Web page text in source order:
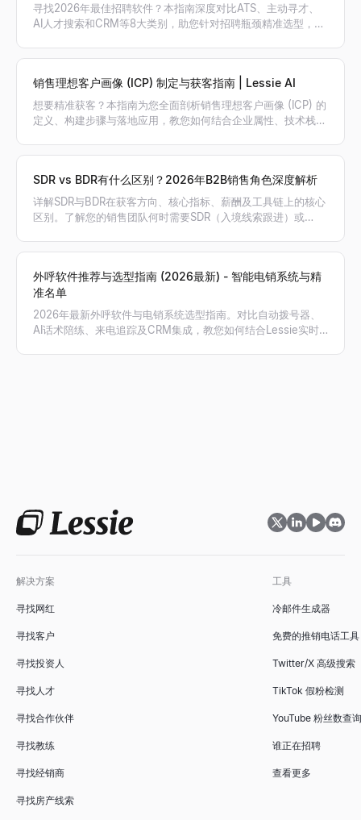
寻找2026年最佳招聘软件？本指南深度对比ATS、主动寻才、
AI人才搜索和CRM等8大类别，助您针对招聘瓶颈精准选型，搭
销售理想客户画像 (ICP) 制定与获客指南 | Lessie AI
想要精准获客？本指南为您全面剖析销售理想客户画像 (ICP) 的
定义、构建步骤与落地应用，教您如何结合企业属性、技术栈和
SDR vs BDR有什么区别？2026年B2B销售角色深度解析
详解SDR与BDR在获客方向、核心指标、薪酬及工具链上的核心
区别。了解您的销售团队何时需要SDR（入境线索跟进）或
外呼软件推荐与选型指南 (2026最新) - 智能电销系统与精
准名单
2026年最新外呼软件与电销系统选型指南。对比自动拨号器、
AI话术陪练、来电追踪及CRM集成，教您如何结合Lessie实时
解决方案
寻找网红
寻找客户
寻找投资人
寻找人才
寻找合作伙伴
寻找教练
寻找经销商
寻找房产线索
工具
冷邮件生成器
免费的推销电话工具
Twitter/X 高级搜索
TikTok 假粉检测
YouTube 粉丝数查询
谁正在招聘
查看更多